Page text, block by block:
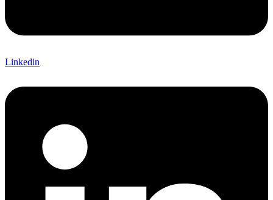
Linkedin